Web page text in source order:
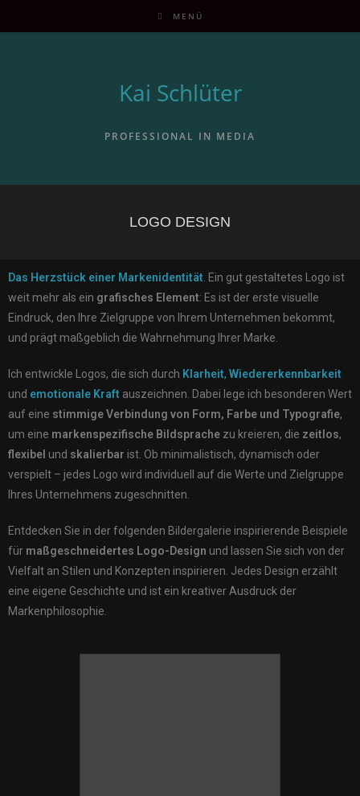
MENÜ
Kai Schlüter
PROFESSIONAL IN MEDIA
LOGO DESIGN
Das Herzstück einer Markenidentität . Ein gut gestaltetes Logo ist
weit mehr als ein grafisches Element: Es ist der erste visuelle
Eindruck, den Ihre Zielgruppe von Ihrem Unternehmen bekommt,
und prägt maßgeblich die Wahrnehmung Ihrer Marke.
Ich entwickle Logos, die sich durch Klarheit, Wiedererkennbarkeit
und emotionale Kraft auszeichnen. Dabei lege ich besonderen Wert
auf eine stimmige Verbindung von Form, Farbe und Typografie,
um eine markenspezifische Bildsprache zu kreieren, die zeitlos,
flexibel und skalierbar ist. Ob minimalistisch, dynamisch oder
verspielt – jedes Logo wird individuell auf die Werte und Zielgruppe
Ihres Unternehmens zugeschnitten.
Entdecken Sie in der folgenden Bildergalerie inspirierende Beispiele
für maßgeschneidertes Logo-Design und lassen Sie sich von der
Vielfalt an Stilen und Konzepten inspirieren. Jedes Design erzählt
eine eigene Geschichte und ist ein kreativer Ausdruck der
Markenphilosophie.